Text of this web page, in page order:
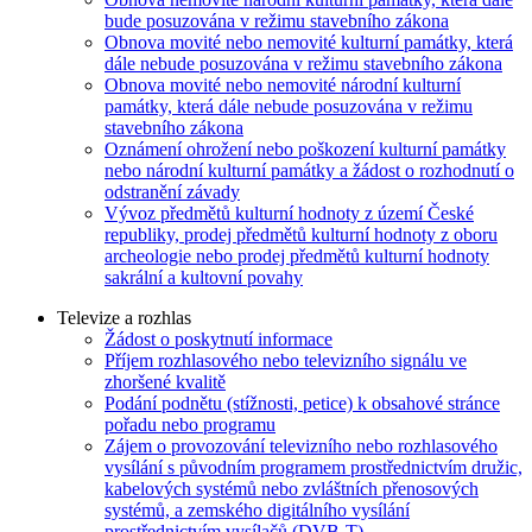
bude posuzována v režimu stavebního zákona
Obnova movité nebo nemovité kulturní památky, která
dále nebude posuzována v režimu stavebního zákona
Obnova movité nebo nemovité národní kulturní
památky, která dále nebude posuzována v režimu
stavebního zákona
Oznámení ohrožení nebo poškození kulturní památky
nebo národní kulturní památky a žádost o rozhodnutí o
odstranění závady
Vývoz předmětů kulturní hodnoty z území České
republiky, prodej předmětů kulturní hodnoty z oboru
archeologie nebo prodej předmětů kulturní hodnoty
sakrální a kultovní povahy
Televize a rozhlas
Žádost o poskytnutí informace
Příjem rozhlasového nebo televizního signálu ve
zhoršené kvalitě
Podání podnětu (stížnosti, petice) k obsahové stránce
pořadu nebo programu
Zájem o provozování televizního nebo rozhlasového
vysílání s původním programem prostřednictvím družic,
kabelových systémů nebo zvláštních přenosových
systémů, a zemského digitálního vysílání